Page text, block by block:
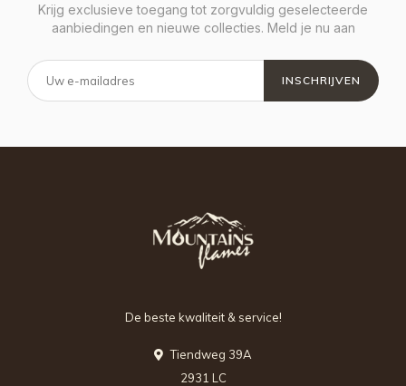
Krijg exclusieve toegang tot zorgvuldig geselecteerde
aanbiedingen en nieuwe collecties. Meld je nu aan
INSCHRIJVEN
De beste kwaliteit & service!
Tiendweg 39A
2931 LC